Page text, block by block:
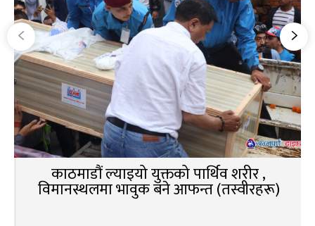
काठमाडौं ल्याइयो युक्तको पार्थिव शरीर ,
विमानस्थलमा भावुक बने आफन्त (तस्वीरहरू)